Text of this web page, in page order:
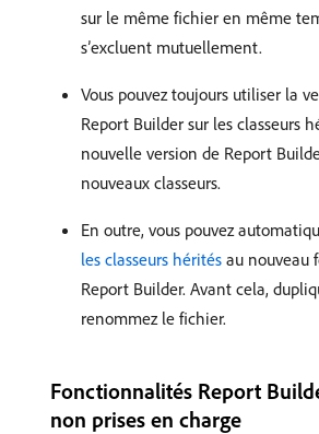
sur le même fichier en même
s’excluent mutuellement.
Vous pouvez toujours utiliser la
Report Builder sur les classeurs
nouvelle version de Report
nouveaux classeurs.
En outre, vous pouvez
les classeurs hérités au nouveau
Report Builder. Avant cela,
renommez le fichier.
Fonctionnalités Report
non prises en charge